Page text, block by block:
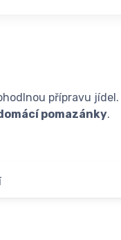
přípravu jídel.
pomazánky.